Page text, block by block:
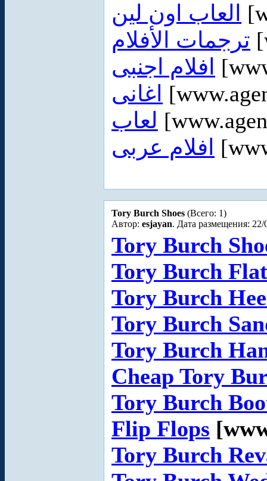
العاب اون لين
ترجمات الأفلام
افلام اجنبى
اغانى
لعاب
افلام عربى
Tory Burch Shoes (Всего: 1)
Автор: esjayan. Дата размещения: 22/
Tory Burch
Tory Burch
Tory Burch
Tory Burch
Tory Burch
Cheap Tory
Tory Burch
Flip Flops
Tory Burch